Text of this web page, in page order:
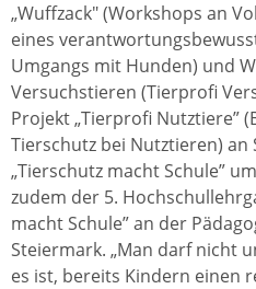
„Wuffzack" (Workshops an
eines
Umgangs mit Hunden) und
Versuchstieren (Tierprofi
Projekt „Tierprofi Nutztiere”
Tierschutz bei Nutztieren) an
„Tierschutz macht Schule”
zudem der 5.
macht Schule” an der
Steiermark. „Man darf nicht
es ist, bereits Kindern einen